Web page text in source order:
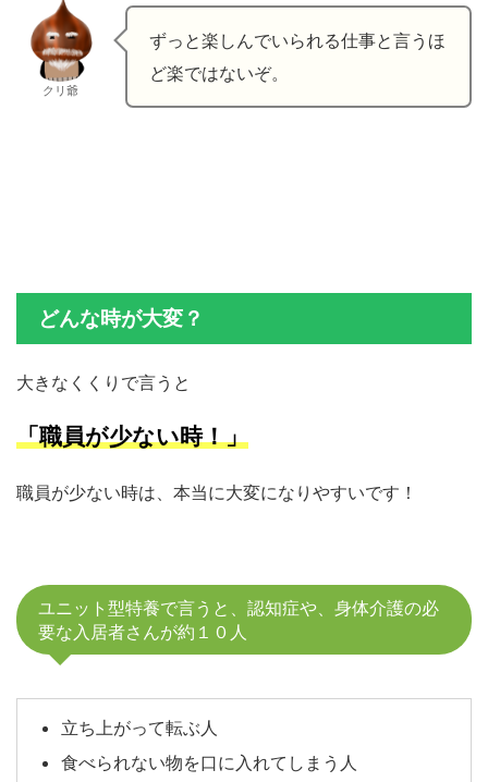
クリ爺
ずっと楽しんでいられる仕事と言うほ
ど楽ではないぞ。
どんな時が大変？
大きなくくりで言うと
「職員が少ない時！」
職員が少ない時は、本当に大変になりやすいです！
ユニット型特養で言うと、認知症や、身体介護の必
要な入居者さんが約１０人
立ち上がって転ぶ人
食べられない物を口に入れてしまう人